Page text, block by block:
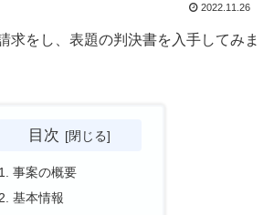
2022.11.26
求をし、表題の判決書を入手してみま
目次
事案の概要
基本情報